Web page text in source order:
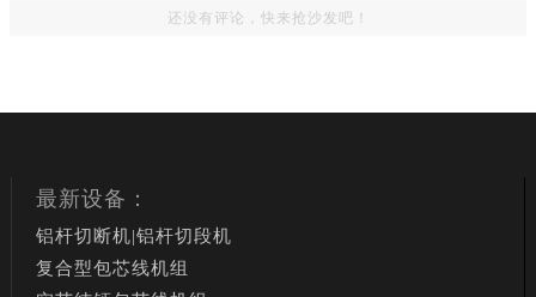
还没有评论，快来抢沙发吧！
最新设备：
铝杆切断机|铝杆切段机
复合型包芯线机组